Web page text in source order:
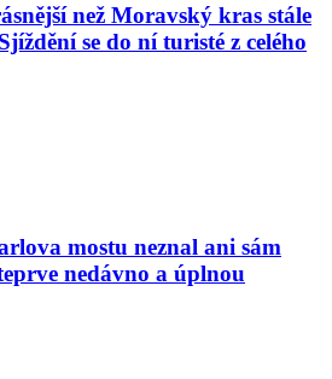
než Moravský kras stále
se do ní turisté z celého
mostu neznal ani sám
nedávno a úplnou